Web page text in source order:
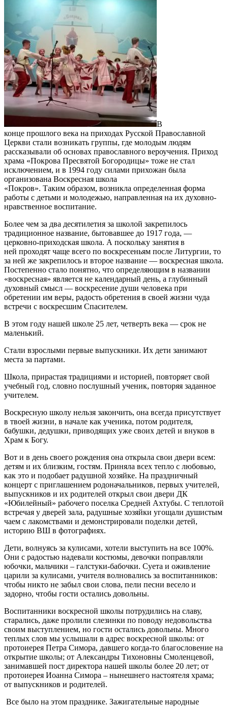
В
конце прошлого века на приходах Русской Православной
Церкви стали возникать группы, где молодым людям
рассказывали об основах православного вероучения. Приход
храма «Покрова Пресвятой Богородицы» тоже не стал
исключением, и в 1994 году силами прихожан была
организована Воскресная школа
«Покров». Таким образом, возникла определенная форма
работы с детьми и молодежью, направленная на их духовно-
нравственное воспитание.
Более чем за два десятилетия за школой закрепилось
традиционное название, бытовавшее до 1917 года, —
церковно-приходская школа. А поскольку занятия в
ней проходят чаще всего по воскресеньям после Литургии, то
за ней же закрепилось и второе название — воскресная школа.
Постепенно стало понятно, что определяющим в названии
«воскресная» является не календарный день, а глубинный
духовный смысл — воскресение души человека при
обретении им веры, радость обретения в своей жизни чуда
встречи с воскресшим Спасителем.
В этом году нашей школе 25 лет, четверть века — срок не
маленький.
Стали взрослыми первые выпускники. Их дети занимают
места за партами.
Школа, прирастая традициями и историей, повторяет свой
учебный год, словно послушный ученик, повторяя заданное
учителем.
Воскресную школу нельзя закончить, она всегда присутствует
в твоей жизни, в начале как ученика, потом родителя,
бабушки, дедушки, приводящих уже своих детей и внуков в
Храм к Богу.
Вот и в день своего рождения она открыла свои двери всем:
детям и их близким, гостям. Приняла всех тепло с любовью,
как это и подобает радушной хозяйке. На праздничный
концерт с приглашением родоначальников, первых учителей,
выпускников и их родителей открыл свои двери ДК
«Юбилейный» рабочего поселка Средней Ахтубы. С теплотой
встречая у дверей зала, радушные хозяйки угощали душистым
чаем с лакомствами и демонстрировали поделки детей,
историю ВШ в фотографиях.
Дети, волнуясь за кулисами, хотели выступить на все 100%.
Они с радостью надевали костюмы, девочки поправляли
юбочки, мальчики – галстуки-бабочки. Суета и оживление
царили за кулисами, учителя волновались за воспитанников:
чтобы никто не забыл свои слова, пели песни весело и
задорно, чтобы гости остались довольны.
Воспитанники воскресной школы потрудились на славу,
старались, даже пролили слезинки по поводу недовольства
своим выступлением, но гости остались довольны. Много
теплых слов мы услышали в адрес воскресной школы: от
протоиерея Петра Симора, давшего когда-то благословение на
открытие школы; от Александры Тихоновны Смоленцевой,
занимавшей пост директора нашей школы более 20 лет; от
протоиерея Иоанна Симора – нынешнего настоятеля храма;
от выпускников и родителей.
Все было на этом празднике. Зажигательные народные